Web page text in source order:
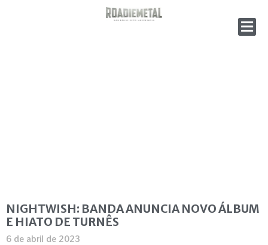
NIGHTWISH: BANDA ANUNCIA NOVO ÁLBUM
E HIATO DE TURNÊS
6 de abril de 2023